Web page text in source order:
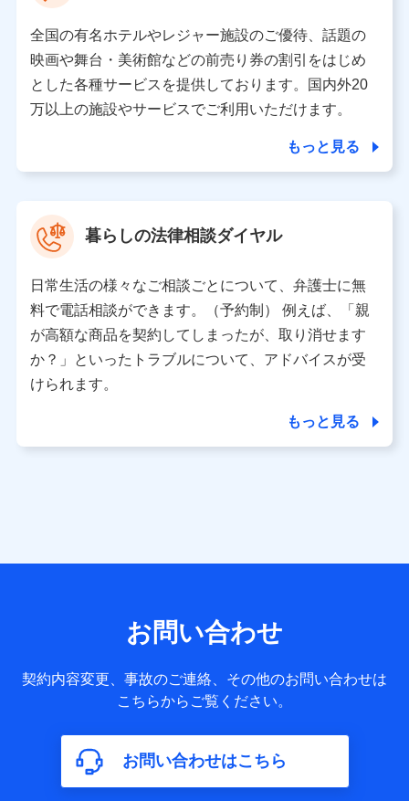
す。
個人データの共同利用
当社は株式会社NTTドコモとの間で、以下のとおり個
人データを共同利用します。
氏名、電話番号、メールアドレス、お客さまの識別子、属
性、連絡先、dポイントサービスのご利用に関する情報。例
として、dポイントカード番号、性別、年齢、家族構成、住
所、dポイント残高、dポイント利用履歴などが含まれます。
利用情報
当社又は株式会社NTTドコモが提供する各種サービスなどの
ご契約・ご利用などに関する情報。例として、当社又は株式
会社NTTドコモが提供する各種サービスのご契約状態・ご利
用履歴インターネット利用時の行動に関する情報、アプリケ
ーション利用時の行動に関する情報、購入されたサービスや
当社又は株式会社NTTドコモが提供する保険関連サービスに
送信履歴などの情報）が含まれます。
約に関する情報。例として、保険契約者及び被保険者の氏
名、住所、生年月日、性別、保険契約者と被保険者の関係、
保険加入の目的、保険商品の内容、保険料、保険料のお支払
年数などの情報、ペットの種類や年齢などの情報などが含ま
れます。
【共同して利用する者の範囲】
全国の有名ホテルやレジャー施設のご優待、話題の
映画や舞台・美術館などの前売り券の割引をはじめ
とした各種サービスを提供しております。国内外20
万以上の施設やサービスでご利用いただけます。
もっと見る
暮らしの法律相談ダイヤル
日常生活の様々なご相談ごとについて、弁護士に無
料で電話相談ができます。（予約制） 例えば、「親
が高額な商品を契約してしまったが、取り消せます
か？」といったトラブルについて、アドバイスが受
けられます。
もっと見る
お問い合わせ
契約内容変更、事故のご連絡、その他のお問い合わせは
こちらからご覧ください。
お問い合わせはこちら